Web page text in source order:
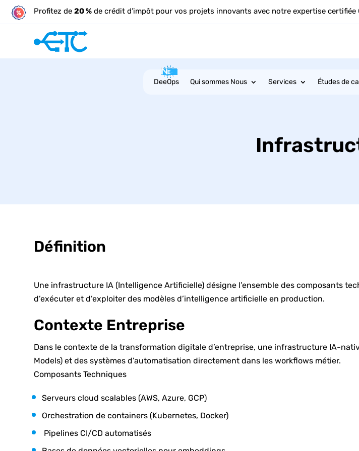
Profitez de20 % de crédit d’impôt pour vos projets innovants avec notre expertise
DeeOps Qui sommes Nous Services Études de
Définition
Une infrastructure IA (Intelligence Artificielle) désigne l’ensemble des composants
d’exécuter et d’exploiter des modèles d’intelligence artificielle en production.
Contexte Entreprise
Dans le contexte de la transformation digitale d’entreprise, une infrastructure IA-
Models) et des systèmes d’automatisation directement dans les workflows métier.
Composants Techniques
Serveurs cloud scalables (AWS, Azure, GCP)
Orchestration de containers (Kubernetes, Docker)
Pipelines CI/CD automatisés